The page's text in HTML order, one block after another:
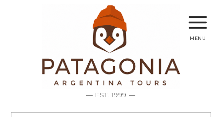
— EST. 1999 —
menu